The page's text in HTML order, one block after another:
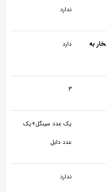
یک عدد سینگل+یک
عدد دابل